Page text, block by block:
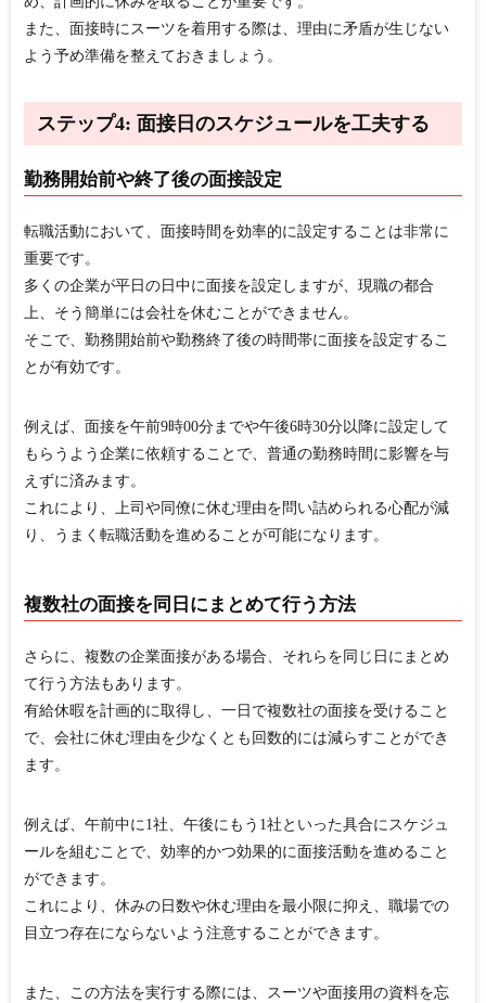
また、面接時にスーツを着用する際は、理由に矛盾が生じない
よう予め準備を整えておきましょう。
ステップ4: 面接日のスケジュールを工夫する
勤務開始前や終了後の面接設定
転職活動において、面接時間を効率的に設定することは非常に
重要です。
多くの企業が平日の日中に面接を設定しますが、現職の都合
上、そう簡単には会社を休むことができません。
そこで、勤務開始前や勤務終了後の時間帯に面接を設定するこ
とが有効です。
例えば、面接を午前9時00分までや午後6時30分以降に設定して
もらうよう企業に依頼することで、普通の勤務時間に影響を与
えずに済みます。
これにより、上司や同僚に休む理由を問い詰められる心配が減
り、うまく転職活動を進めることが可能になります。
複数社の面接を同日にまとめて行う方法
さらに、複数の企業面接がある場合、それらを同じ日にまとめ
て行う方法もあります。
有給休暇を計画的に取得し、一日で複数社の面接を受けること
で、会社に休む理由を少なくとも回数的には減らすことができ
ます。
例えば、午前中に1社、午後にもう1社といった具合にスケジュ
ールを組むことで、効率的かつ効果的に面接活動を進めること
ができます。
これにより、休みの日数や休む理由を最小限に抑え、職場での
目立つ存在にならないよう注意することができます。
また、この方法を実行する際には、スーツや面接用の資料を忘